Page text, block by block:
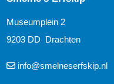
Museumplein 2
9203 DD Drachten
info@smelneserfskip.nl